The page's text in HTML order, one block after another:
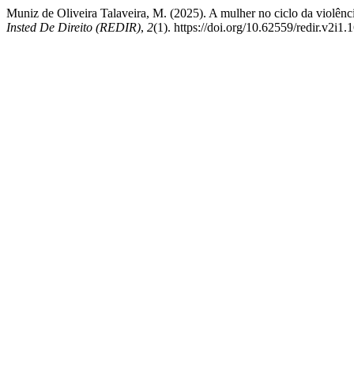
Muniz de Oliveira Talaveira, M. (2025). A mulher no ciclo da
Insted De Direito (REDIR), 2(1). https://doi.org/10.62559/